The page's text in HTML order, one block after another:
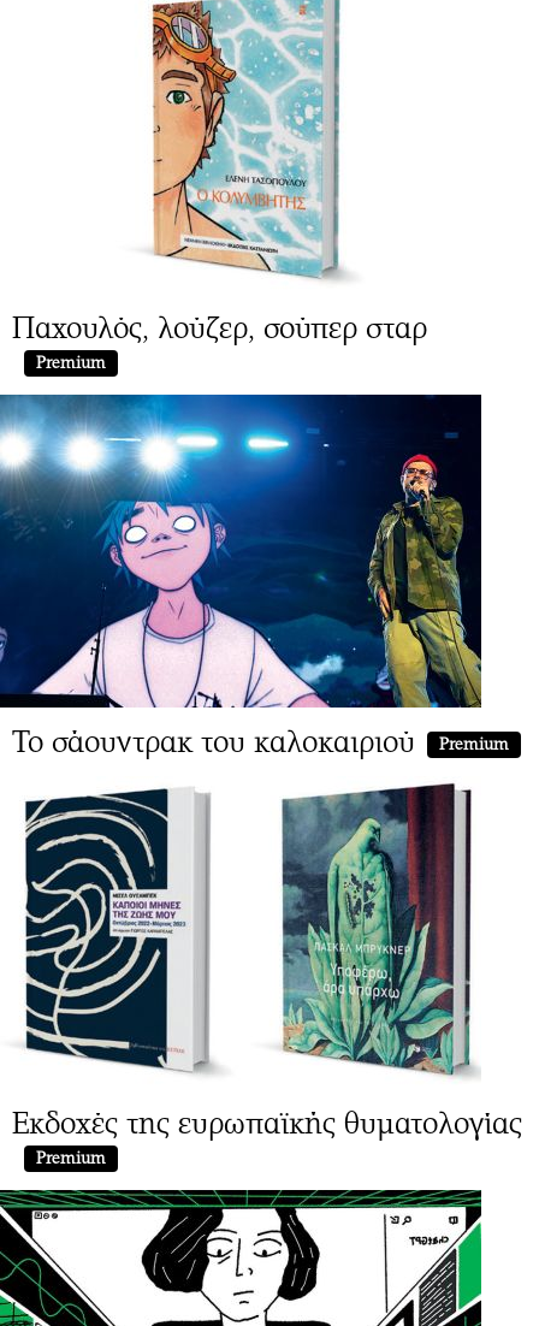
Παχουλός, λούζερ, σούπερ σταρ
Premium
Το σάουντρακ του καλοκαιριού Premium
Εκδοχές της ευρωπαϊκής θυματολογίας
Premium